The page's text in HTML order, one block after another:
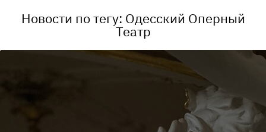
Новости по тегу: Одесский Оперный
Театр